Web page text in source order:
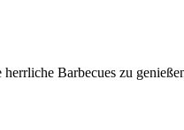
Barbecues zu